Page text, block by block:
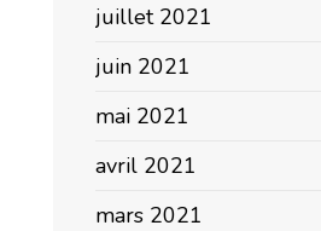
juillet 2021
juin 2021
mai 2021
avril 2021
mars 2021